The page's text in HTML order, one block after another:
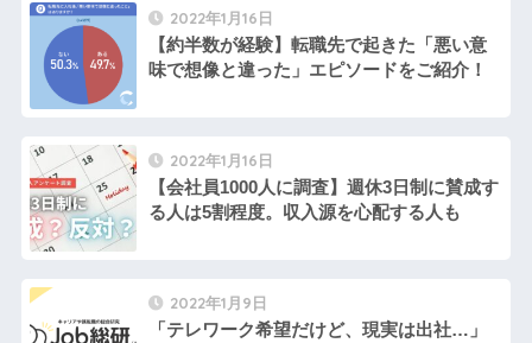
2022年1月16日
【約半数が経験】転職先で起きた「悪い意
味で想像と違った」エピソードをご紹介！
2022年1月16日
【会社員1000人に調査】週休3日制に賛成す
る人は5割程度。収入源を心配する人も
2022年1月9日
「テレワーク希望だけど、現実は出社…」